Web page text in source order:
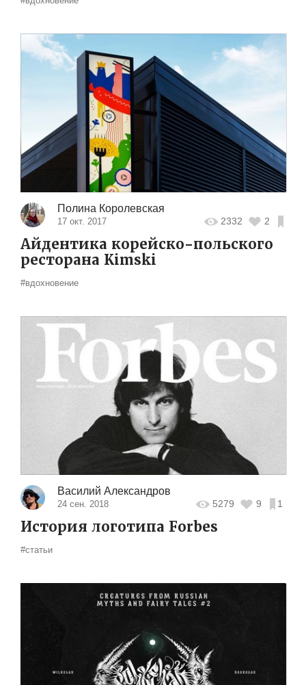
Полина Королевская
17 окт. 2017 2332 2
Айдентика корейско-польского
ресторана Kimski
#вдохновение
Василий Александров
24 сен. 2018 5279 9 1
История логотипа Forbes
#статьи